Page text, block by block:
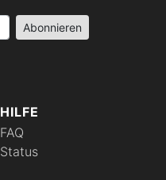
HILFE
FAQ
Status
Abonnieren